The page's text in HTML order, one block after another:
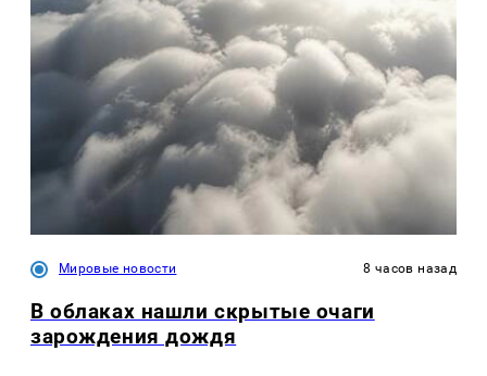
Мировые новости 8 часов назад
В облаках нашли скрытые очаги
зарождения дождя